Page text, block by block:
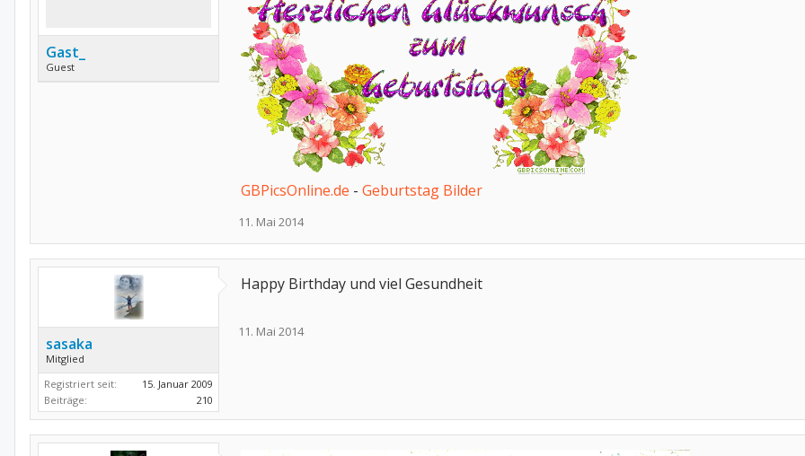
Gast_
Guest
GBPicsOnline.de - Geburtstag Bilder
11. Mai 2014
sasaka
Mitglied
Registriert seit:
15. Januar 2009
Beiträge:
210
Happy Birthday und viel Gesundheit
11. Mai 2014